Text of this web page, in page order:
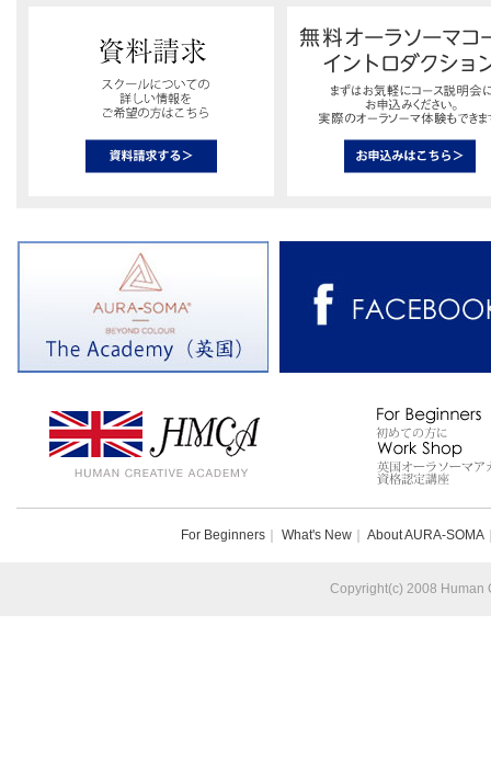
For Beginners What's New About AURA-SOMA
Copyright(c) 2008 Human